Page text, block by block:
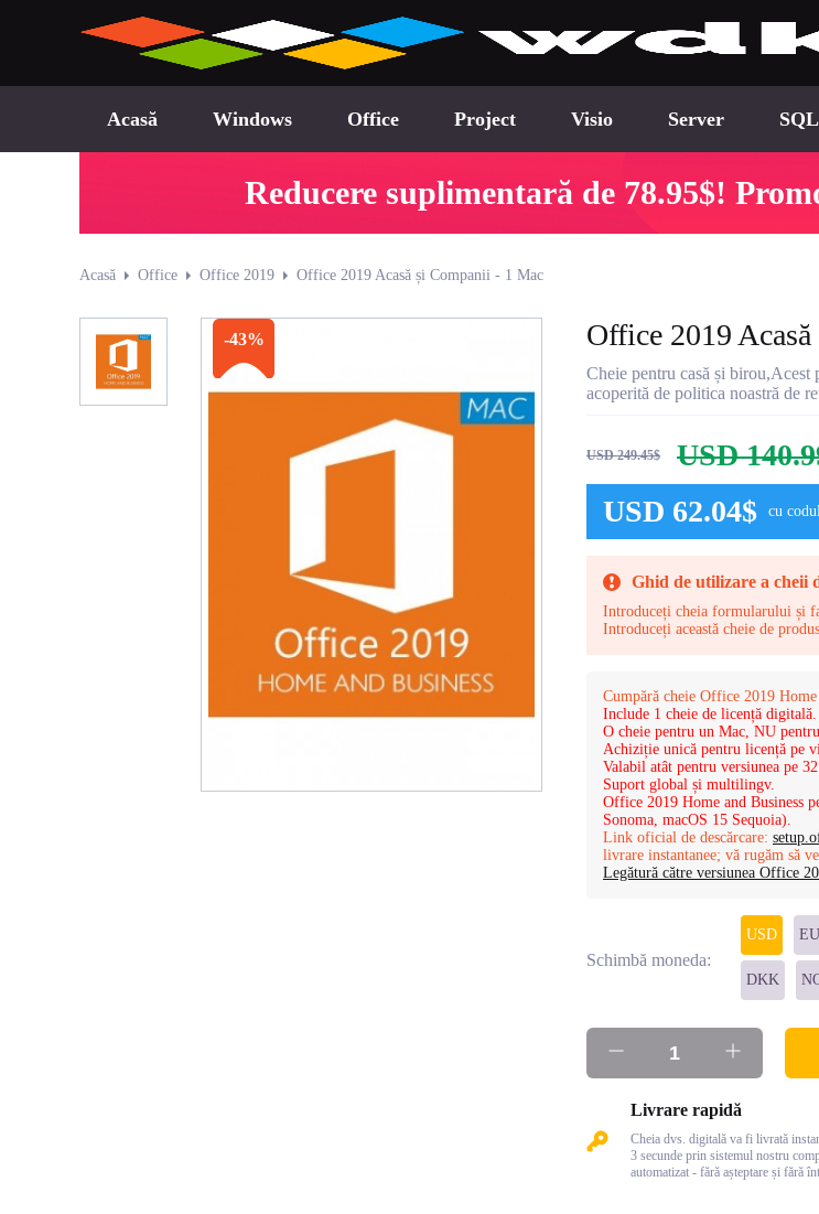
Acasă Windows Office Project Visio Server SQL
Reducere suplimentară de 78.95$!
Acasă Office Office 2019 Office 2019 Acasă și Companii - 1 Mac
-43% Office 2019
Cheie pentru casă și birou,Acest
acoperită de politica noastră de
USD 249.45$
USD
USD 62.04$
cu
Ghid de utilizare a cheii
Introduceți cheia formularului și
Introduceți această cheie de
Cumpără cheie Office 2019
Include 1 cheie de licență digitală.
O cheie pentru un Mac, NU
Achiziție unică pentru licență pe
Valabil atât pentru versiunea pe
Suport global și multilingv.
Office 2019 Home and Business
Sonoma, macOS 15 Sequoia).
Link oficial de descărcare:
livrare instantanee; vă rugăm să
Legătură către versiunea Office
Schimbă moneda:
USD
DKK
Livrare rapidă
Cheia dvs. digitală va fi livrată
3 secunde prin sistemul nostru
automatizat - fără așteptare și fără